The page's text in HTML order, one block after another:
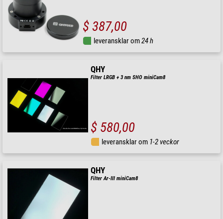
$ 387,00
leveransklar om24 h
QHY
Filter LRGB + 3 nm SHO miniCam8
$ 580,00
leveransklar om 1-2 veckor
QHY
Filter Ar-III miniCam8